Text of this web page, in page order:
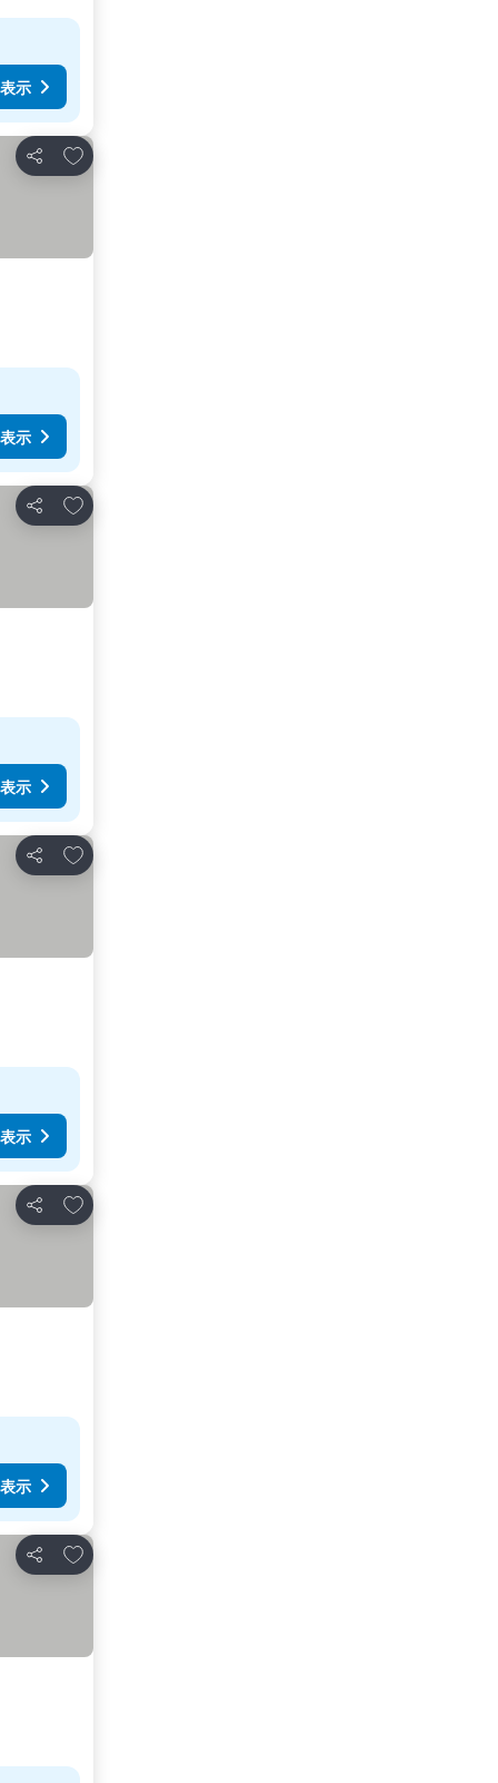
示
シェア
お気に入りに追加
示
シェア
お気に入りに追加
示
シェア
お気に入りに追加
示
シェア
お気に入りに追加
示
シェア
お気に入りに追加